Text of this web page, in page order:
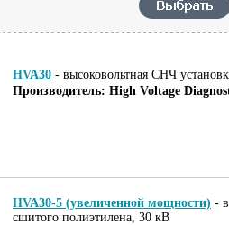
HVA30 - высоковольтная СНЧ
Производитель: High Voltage
HVA30-5 (увеличенной мощности) -
сшитого полиэтилена, 30 кВ